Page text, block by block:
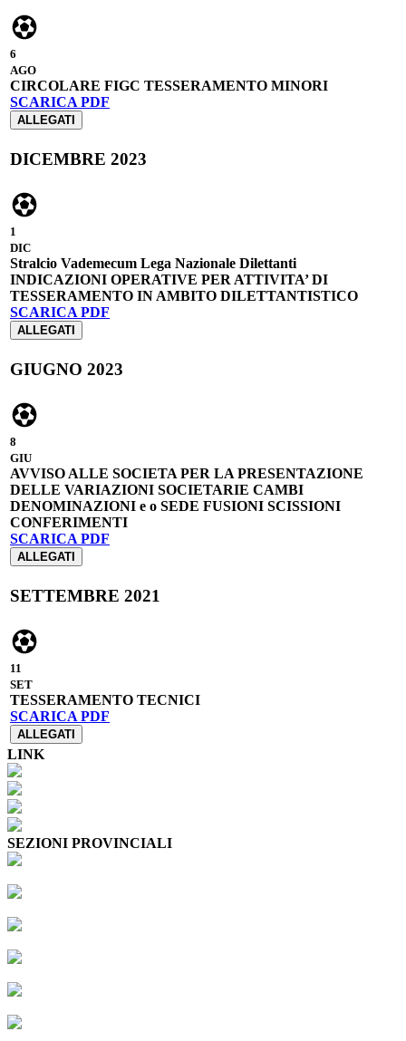
6
AGO
CIRCOLARE FIGC TESSERAMENTO MINORI
SCARICA PDF
ALLEGATI
DICEMBRE 2023
1
DIC
Stralcio Vademecum Lega Nazionale Dilettanti
INDICAZIONI OPERATIVE PER ATTIVITA’ DI
TESSERAMENTO IN AMBITO DILETTANTISTICO
SCARICA PDF
ALLEGATI
GIUGNO 2023
8
GIU
AVVISO ALLE SOCIETA PER LA PRESENTAZIONE
DELLE VARIAZIONI SOCIETARIE CAMBI
DENOMINAZIONI e o SEDE FUSIONI SCISSIONI
CONFERIMENTI
SCARICA PDF
ALLEGATI
SETTEMBRE 2021
11
SET
TESSERAMENTO TECNICI
SCARICA PDF
ALLEGATI
LINK
SEZIONI PROVINCIALI